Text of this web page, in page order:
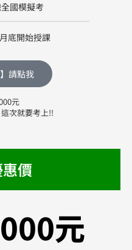
國模擬考
底開始授課
請點我
元
次就要考上!!
價
元